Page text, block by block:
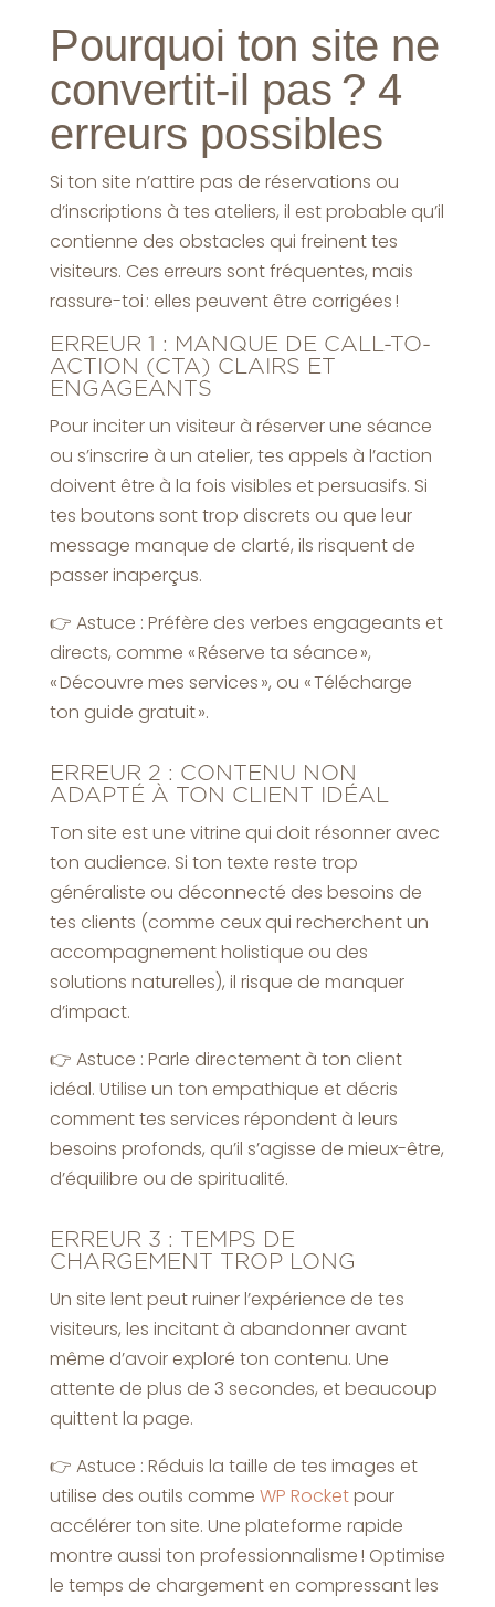
Pourquoi ton site ne
convertit-il pas ? 4
erreurs possibles
Si ton site n’attire pas de réservations ou
d’inscriptions à tes ateliers, il est probable qu’il
contienne des obstacles qui freinent tes
visiteurs. Ces erreurs sont fréquentes, mais
rassure-toi : elles peuvent être corrigées !
ERREUR 1 : MANQUE DE CALL-TO-
ACTION (CTA) CLAIRS ET
ENGAGEANTS
Pour inciter un visiteur à réserver une séance
ou s’inscrire à un atelier, tes appels à l’action
doivent être à la fois visibles et persuasifs. Si
tes boutons sont trop discrets ou que leur
message manque de clarté, ils risquent de
passer inaperçus.
👉 Astuce : Préfère des verbes engageants et
directs, comme « Réserve ta séance »,
« Découvre mes services », ou « Télécharge
ton guide gratuit ».
ERREUR 2 : CONTENU NON
ADAPTÉ À TON CLIENT IDÉAL
Ton site est une vitrine qui doit résonner avec
ton audience. Si ton texte reste trop
généraliste ou déconnecté des besoins de
tes clients (comme ceux qui recherchent un
accompagnement holistique ou des
solutions naturelles), il risque de manquer
d’impact.
👉 Astuce : Parle directement à ton client
idéal. Utilise un ton empathique et décris
comment tes services répondent à leurs
besoins profonds, qu’il s’agisse de mieux-être,
d’équilibre ou de spiritualité.
ERREUR 3 : TEMPS DE
CHARGEMENT TROP LONG
Un site lent peut ruiner l’expérience de tes
visiteurs, les incitant à abandonner avant
même d’avoir exploré ton contenu. Une
attente de plus de 3 secondes, et beaucoup
quittent la page.
👉 Astuce : Réduis la taille de tes images et
utilise des outils comme WP Rocketpour
accélérer ton site. Une plateforme rapide
montre aussi ton professionnalisme ! Optimise
le temps de chargement en compressant les